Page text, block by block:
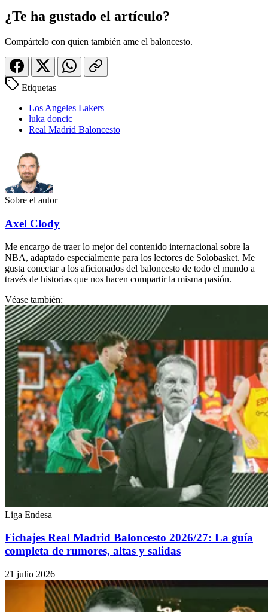
¿Te ha gustado el artículo?
Compártelo con quien también ame el baloncesto.
Etiquetas
Los Angeles Lakers
luka doncic
Real Madrid Baloncesto
Sobre el autor
Axel Clody
Me encargo de traer lo mejor del contenido internacional sobre la
NBA, adaptado especialmente para los lectores de Solobasket. Me
gusta conectar a los aficionados del baloncesto de todo el mundo a
través de historias que nos hacen compartir la misma pasión.
Véase también:
Liga Endesa
Fichajes Real Madrid Baloncesto 2026/27: La guía
completa de rumores, altas y salidas
21 julio 2026